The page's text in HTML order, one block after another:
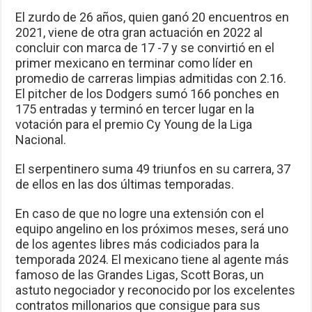
El zurdo de 26 años, quien ganó 20 encuentros en
2021, viene de otra gran actuación en 2022 al
concluir con marca de 17 -7 y se convirtió en el
primer mexicano en terminar como líder en
promedio de carreras limpias admitidas con 2.16.
El pitcher de los Dodgers sumó 166 ponches en
175 entradas y terminó en tercer lugar en la
votación para el premio Cy Young de la Liga
Nacional.
El serpentinero suma 49 triunfos en su carrera, 37
de ellos en las dos últimas temporadas.
En caso de que no logre una extensión con el
equipo angelino en los próximos meses, será uno
de los agentes libres más codiciados para la
temporada 2024. El mexicano tiene al agente más
famoso de las Grandes Ligas, Scott Boras, un
astuto negociador y reconocido por los excelentes
contratos millonarios que consigue para sus